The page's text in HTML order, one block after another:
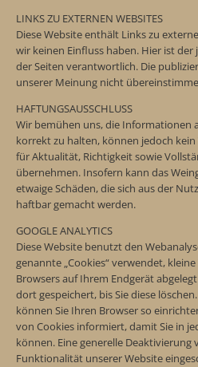
LINKS ZU EXTERNEN WEBSITES
Diese Website enthält Links zu
wir keinen Einfluss haben. Hier ist
der Seiten verantwortlich. Die
unserer Meinung nicht
HAFTUNGSAUSSCHLUSS
Wir bemühen uns, die Informationen
korrekt zu halten, können jedoch
für Aktualität, Richtigkeit sowie
übernehmen. Insofern kann das
etwaige Schäden, die sich aus der
haftbar gemacht werden.
GOOGLE ANALYTICS
Diese Website benutzt den
genannte „Cookies“ verwendet,
Browsers auf Ihrem Endgerät
dort gespeichert, bis Sie diese
können Sie Ihren Browser so
von Cookies informiert, damit Sie in
können. Eine generelle Deaktivierung
Funktionalität unserer Website